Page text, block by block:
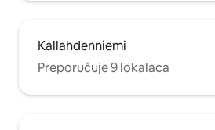
Kallahdenniemi
Preporučuje 9 lokalaca